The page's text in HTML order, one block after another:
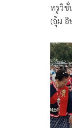
ทรูวิชั่
(อุ้ม อิ
สาวค
หวังเ
ฝากทุ